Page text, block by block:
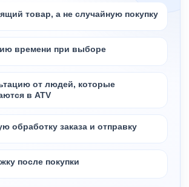
товар, а не случайную покупку
времени при выборе
от людей, которые
в ATV
обработку заказа и отправку
после покупки